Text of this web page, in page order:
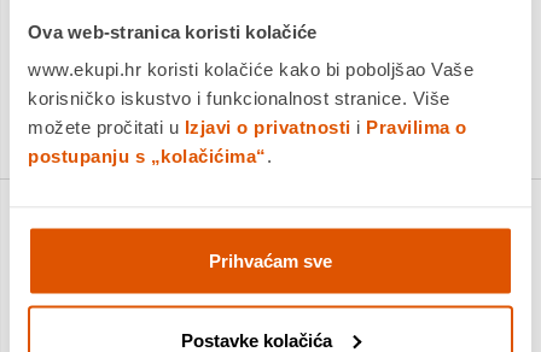
Ova web-stranica koristi kolačiće
www.ekupi.hr koristi kolačiće kako bi poboljšao Vaše
korisničko iskustvo i funkcionalnost stranice. Više
možete pročitati u Izjavi o privatnosti i Pravilima o
postupanju s „kolačićima“.
Prihvaćam sve
Postavke kolačića